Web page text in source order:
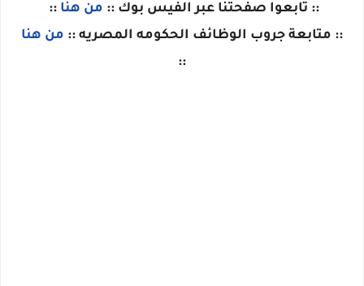
:: تابعوا صفحتنا عبر الفيس بوك :: من هنا ::
:: متابعة جروب الوظائف الحكومه المصريه :: من هنا
::